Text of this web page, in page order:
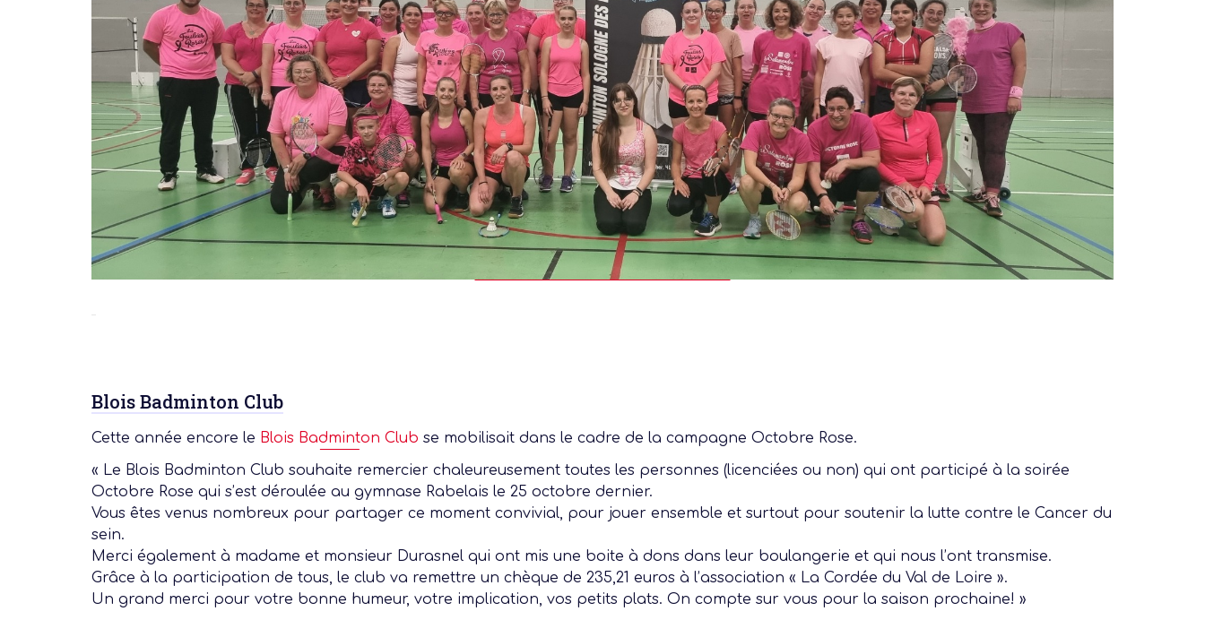
Présentation Ligue
Blois Badminton Club
Cette année encore le Blois Badminton Club se mobilisait dans le cadre de la campagne Octobre Rose.
« Le Blois Badminton Club souhaite remercier chaleureusement toutes les personnes (licenciées ou non) qui ont participé à la soirée
Octobre Rose qui s’est déroulée au gymnase Rabelais le 25 octobre dernier.
Vous êtes venus nombreux pour partager ce moment convivial, pour jouer ensemble et surtout pour soutenir la lutte contre le Cancer du
sein.
Merci également à madame et monsieur Durasnel qui ont mis une boite à dons dans leur boulangerie et qui nous l’ont transmise.
Grâce à la participation de tous, le club va remettre un chèque de 235,21 euros à l’association « La Cordée du Val de Loire ».
Un grand merci pour votre bonne humeur, votre implication, vos petits plats. On compte sur vous pour la saison prochaine! »